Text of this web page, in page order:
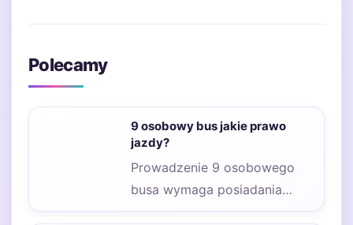
Polecamy
9 osobowy bus jakie prawo
jazdy?
Prowadzenie 9 osobowego
busa wymaga posiadania
odpowiednich uprawnień,